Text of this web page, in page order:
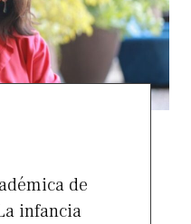
de
infancia